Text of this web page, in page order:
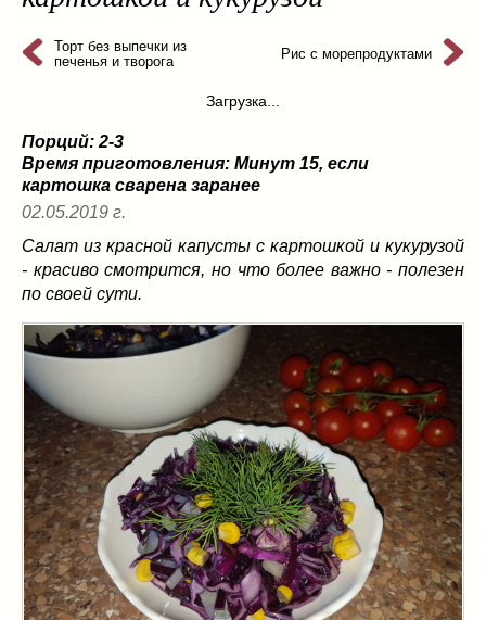
(8)
на пикник(13)
(3)
рецепты для пароварки(5)
салаты
сладкие блюда(9)
супы(99)
борщ(5)
молочные(4)
свекольник(2)
солянка(4)
суп с фрикадельками(8)
суп-пюре(10)
(22)
тушеное
Вкусные враги фигуры…(44)
десерты(2)
Масленица(17)
пироги (8)
рецепты теста(2)
торты(12)
без выпечки(5)
Торт без выпечки из
печенья и творога
Рис с морепродуктами
Загрузка...
Порций: 2-3
Время приготовления: Минут 15, если
картошка сварена заранее
02.05.2019 г.
Салат из красной капусты с картошкой и кукурузой
- красиво смотрится, но что более важно - полезен
по своей сути.